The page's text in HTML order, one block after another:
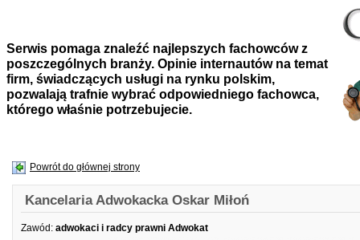
Serwis pomaga znaleźć najlepszych fachowców z
poszczególnych branży. Opinie internautów na temat
firm, świadczących usługi na rynku polskim,
pozwalają trafnie wybrać odpowiedniego fachowca,
którego właśnie potrzebujecie.
Powrót do głównej strony
Kancelaria Adwokacka Oskar Miłoń
Zawód: adwokaci i radcy prawni Adwokat